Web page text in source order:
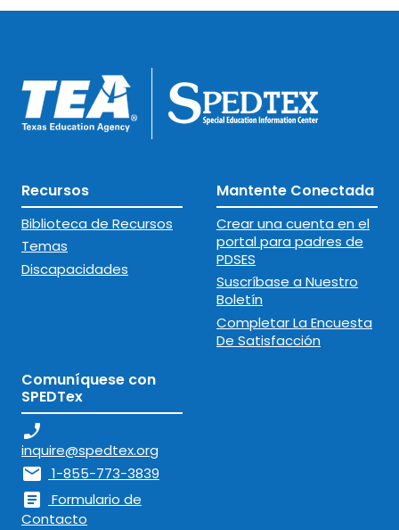
Recursos
Biblioteca de Recursos
Temas
Discapacidades
Mantente Conectada
Crear una cuenta en el
portal para padres de
PDSES
Suscríbase a Nuestro
Boletín
Completar La Encuesta
De Satisfacción
Comuníquese con
SPEDTex
phone_enabled
inquire@spedtex.org
mail 1-855-773-3839
article
Formulario de
Contacto